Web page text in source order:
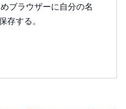
ブラウザーに自分の名
存する。